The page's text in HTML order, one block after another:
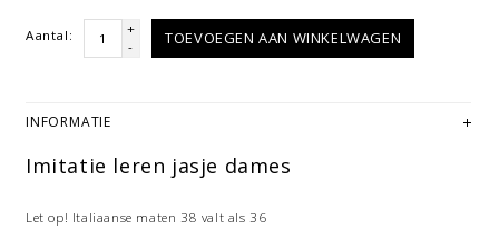
Aantal:
+
-
TOEVOEGEN AAN WINKELWAGEN
INFORMATIE
Imitatie leren jasje dames
Let op! Italiaanse maten 38 valt als 36